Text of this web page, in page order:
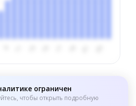
ограничен
чтобы открыть подробную